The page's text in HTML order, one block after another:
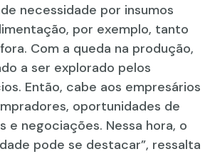
necessidade por insumos
por exemplo, tanto
Com a queda na produção,
a ser explorado pelos
Então, cabe aos empresários
oportunidades de
e negociações. Nessa hora, o
pode se destacar”, ressalta